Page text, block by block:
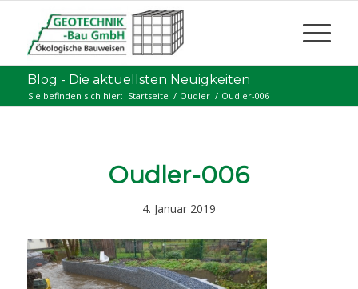
Blog - Die aktuellsten Neuigkeiten
Sie befinden sich hier: Startseite / Oudler / Oudler-006
Oudler-006
4. Januar 2019